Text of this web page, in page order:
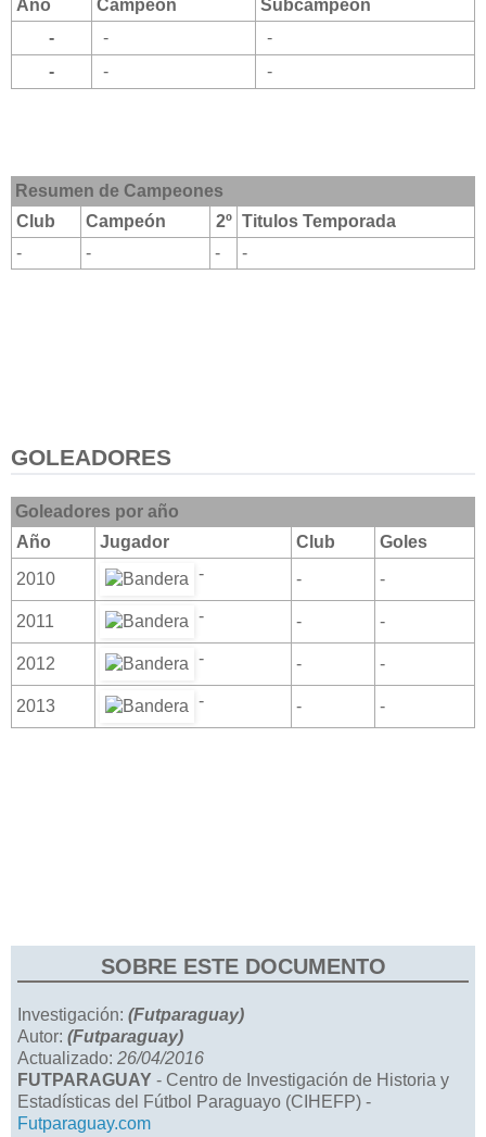
Año
Campeón
Subcampeón
-
-
-
-
- -
Resumen de Campeones
Club
Campeón 2º Titulos Temporada
-
- - -
GOLEADORES
Goleadores por año
Año
Jugador Club
Goles
2010
- - -
2011 - - -
2012 - - -
2013 - - -
SOBRE ESTE DOCUMENTO
Investigación: (Futparaguay)
Autor: (Futparaguay)
Actualizado: 26/04/2016
FUTPARAGUAY - Centro de Investigación de Historia y
Estadísticas del Fútbol Paraguayo (CIHEFP) -
Futparaguay.com